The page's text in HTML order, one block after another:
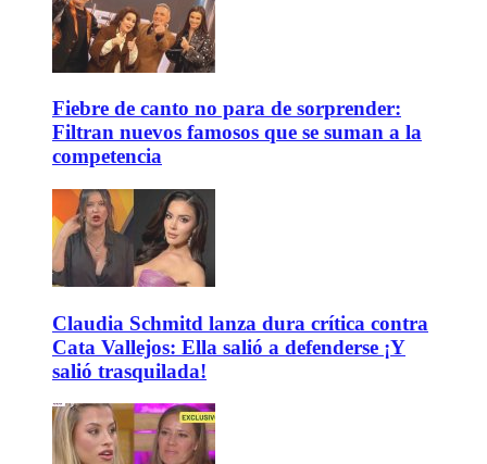
Fiebre de canto no para de sorprender:
Filtran nuevos famosos que se suman a la
competencia
Claudia Schmitd lanza dura crítica contra
Cata Vallejos: Ella salió a defenderse ¡Y
salió trasquilada!